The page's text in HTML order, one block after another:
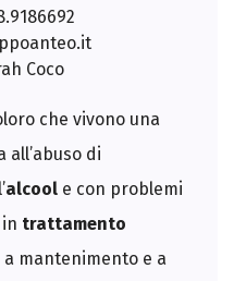
Coco
che vivono una
di
alcool e con problemi
trattamento
a mantenimento e a